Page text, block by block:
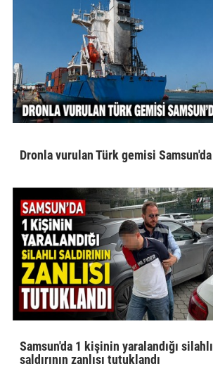
Dronla vurulan Türk gemisi Samsun'da
Samsun'da 1 kişinin yaralandığı silahlı
saldırının zanlısı tutuklandı